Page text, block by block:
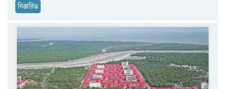
বিস্তারিত